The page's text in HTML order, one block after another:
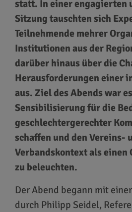
statt. In einer engagierten
Sitzung tauschten sich
Teilnehmende mehrer
Institutionen aus der
darüber hinaus über die
Herausforderungen einer
aus. Ziel des Abends war
Sensibilisierung für die
geschlechtergerechter
schaffen und den Vereins-
Verbandskontext als einen
zu beleuchten.
Der Abend begann mit
durch Philipp Seidel,